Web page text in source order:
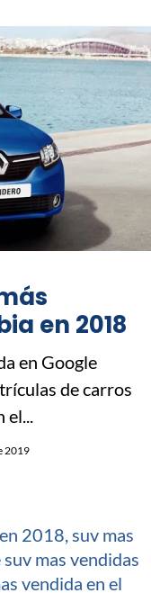
en 2018
en Google
de carros
2019